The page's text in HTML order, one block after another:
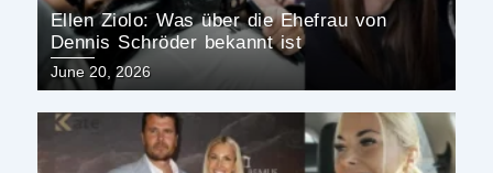
Ellen Ziolo: Was über die Ehefrau von
Dennis Schröder bekannt ist
Posted
on
June 20, 2026